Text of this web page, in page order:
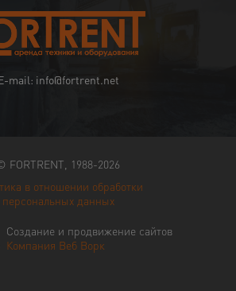
mail: info@fortrent.net
FORTRENT, 1988-2026
в отношении обработки
персональных данных
Создание и продвижение сайтов
Компания Веб Ворк